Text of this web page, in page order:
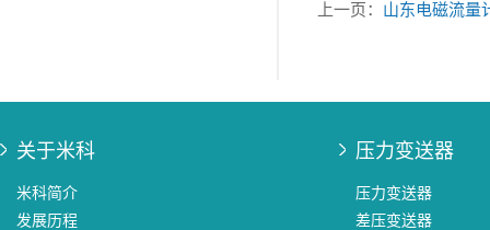
上一页： 山东电磁流量
关于米科
米科简介
发展历程
压力变送器
压力变送器
差压变送器